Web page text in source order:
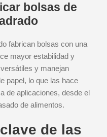
bolsas de
fabrican bolsas con una
mayor estabilidad y
y manejan
papel, lo que las hace
de aplicaciones, desde el
de alimentos.
de las